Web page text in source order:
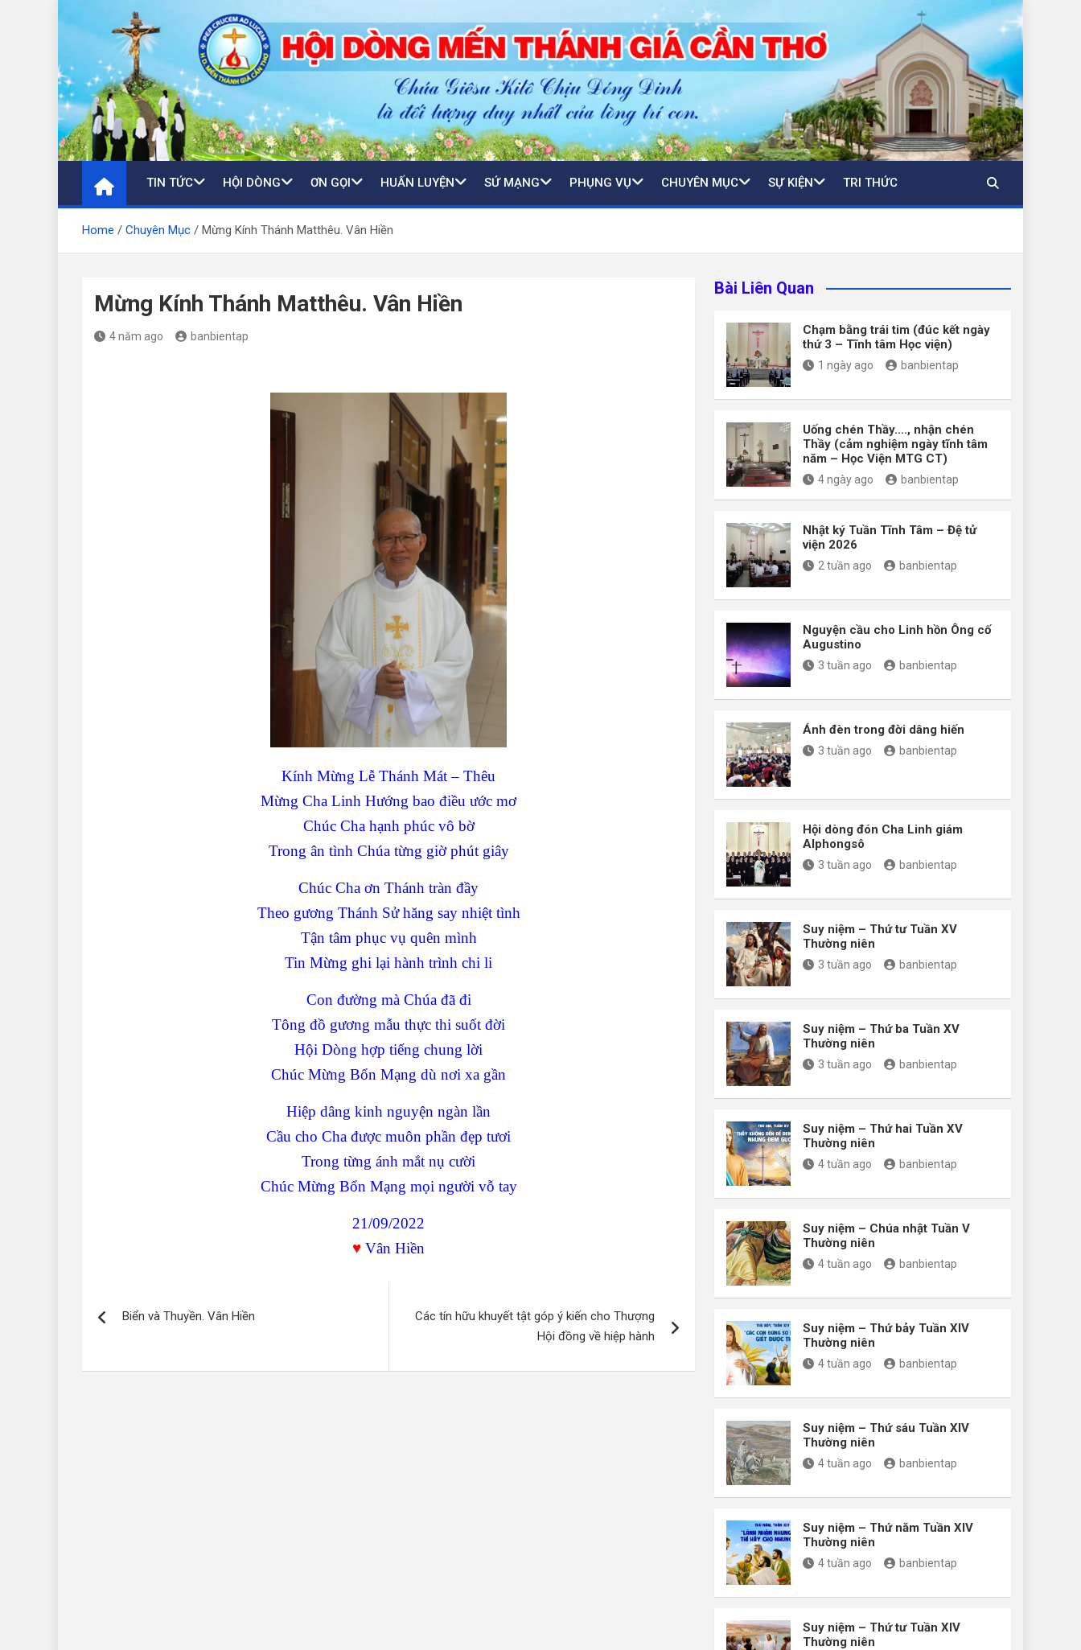
TIN TỨC HỘI DÒNG ƠN GỌI HUẤN LUYỆN SỨ MẠNG PHỤNG VỤ CHUYÊN MỤC SỰ KIỆN TRI THỨC
Home Chuyên Mục Mừng Kính Thánh Matthêu. Vân Hiền
Mừng Kính Thánh Matthêu. Vân Hiền
4 năm ago banbientap
Kính Mừng Lễ Thánh Mát – Thêu
Mừng Cha Linh Hướng bao điều ước mơ
Chúc Cha hạnh phúc vô bờ
Trong ân tình Chúa từng giờ phút giây
Chúc Cha ơn Thánh tràn đầy
Theo gương Thánh Sử hăng say nhiệt tình
Tận tâm phục vụ quên mình
Tin Mừng ghi lại hành trình chi li
Con đường mà Chúa đã đi
Tông đồ gương mẫu thực thi suốt đời
Hội Dòng hợp tiếng chung lời
Chúc Mừng Bổn Mạng dù nơi xa gần
Hiệp dâng kinh nguyện ngàn lần
Cầu cho Cha được muôn phần đẹp tươi
Trong từng ánh mắt nụ cười
Chúc Mừng Bổn Mạng mọi người vỗ tay
21/09/2022
♥ Vân Hiền
hướng
bài
Biển và Thuyền. Vân Hiền
Các tín hữu khuyết tật góp ý kiến cho Thượng
Hội đồng về hiệp hành
Bài Liên Quan
Chạm bằng trái tim (đúc kết ngày
thứ 3 – Tĩnh tâm Học viện)
1 ngày ago banbientap
Uống chén Thầy…., nhận chén
Thầy (cảm nghiệm ngày tĩnh tâm
năm – Học Viện MTG CT)
4 ngày ago banbientap
Nhật ký Tuần Tĩnh Tâm – Đệ tử
viện 2026
2 tuần ago banbientap
Nguyện cầu cho Linh hồn Ông cố
Augustino
3 tuần ago banbientap
Ánh đèn trong đời dâng hiến
3 tuần ago banbientap
Hội dòng đón Cha Linh giám
Alphongsô
3 tuần ago banbientap
Suy niệm – Thứ tư Tuần XV
Thường niên
3 tuần ago banbientap
Suy niệm – Thứ ba Tuần XV
Thường niên
3 tuần ago banbientap
Suy niệm – Thứ hai Tuần XV
Thường niên
4 tuần ago banbientap
Suy niệm – Chúa nhật Tuần V
Thường niên
4 tuần ago banbientap
Suy niệm – Thứ bảy Tuần XIV
Thường niên
4 tuần ago banbientap
Suy niệm – Thứ sáu Tuần XIV
Thường niên
4 tuần ago banbientap
Suy niệm – Thứ năm Tuần XIV
Thường niên
4 tuần ago banbientap
Suy niệm – Thứ tư Tuần XIV
Thường niên